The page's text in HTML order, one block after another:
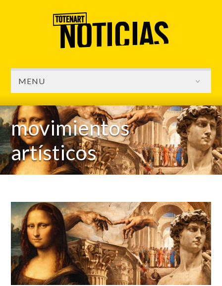
MENU
movimientos
artísticos